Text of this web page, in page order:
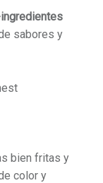
sabores y
bien fritas y
color y